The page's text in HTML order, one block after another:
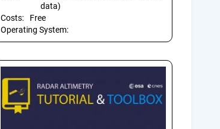
data)
Costs:
Free
Operating System: